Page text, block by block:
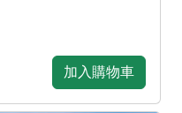
加入購物車